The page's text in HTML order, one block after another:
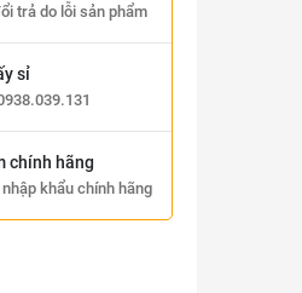
trả do lỗi sản phẩm
sỉ
chính hãng
khẩu chính hãng